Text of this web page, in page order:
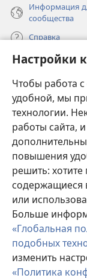
Настройки
Чтобы работа
удобной, мы
технологии.
работы сайта,
повышения
решить:
содержащиеся
или
Больше
«Глобальная
подобных
изменить
«Политика
Информация
сообщества
Справка
в
новом
окне)
ОНЛАЙН-
(открывается
новом
окне)
JW Hub®
(открывается
в
новом
окне)
JW Library ®
Watchtower
Copyright© 2026